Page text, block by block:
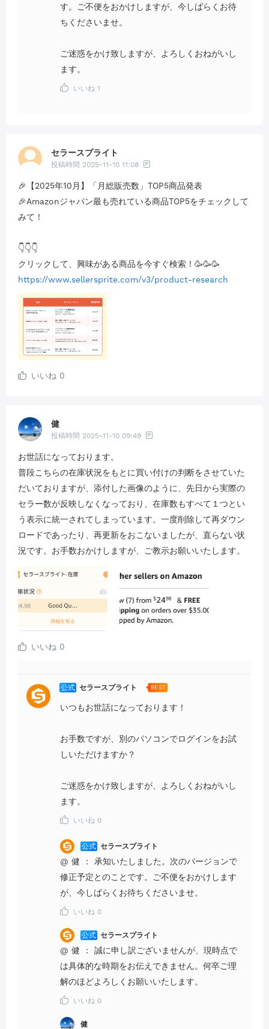
す。ご不便をおかけしますが、今しばらくお待
ちくださいませ。
ご迷惑をかけ致しますが、よろしくおねがいし
ます。
いいね 1
セラースプライト
投稿時間 2025-11-10 11:08
🎉【2025年10月】「月総販売数」TOP5商品発表
🎉Amazonジャパン最も売れている商品TOP5をチェックして
みて！
👇👇👇
クリックして、興味がある商品を今すぐ検索！🥳🥳🥳
https://www.sellersprite.com/v3/product-research
いいね 0
健
投稿時間 2025-11-10 09:49
お世話になっております。
普段こちらの在庫状況をもとに買い付けの判断をさせていた
だいておりますが、添付した画像のように、先日から実際の
セラー数が反映しなくなっており、在庫数もすべて１つとい
う表示に統一されてしまっています。一度削除して再ダウン
ロードであったり、再更新をおこないましたが、直らない状
況です。お手数おかけしますが、ご教示お願いいたします。
いいね 0
公式 セラースプライト BEST
いつもお世話になっております！
お手数ですが、別のパソコンでログインをお試
しいただけますか？
ご迷惑をかけ致しますが、よろしくおねがいし
ます。
いいね 0
公式 セラースプライト
@ 健 ： 承知いたしました。次のバージョンで
修正予定とのことです。ご不便をおかけします
が、今しばらくお待ちくださいませ。
いいね 0
公式 セラースプライト
@ 健 ： 誠に申し訳ございませんが、現時点で
は具体的な時期をお伝えできません。何卒ご理
解のほどよろしくお願いいたします。
いいね 0
健